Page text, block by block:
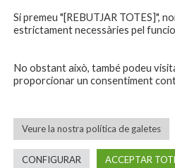
Si premeu "[REBUTJAR TOTES]",
estrictament necessàries pel
No obstant això, també podeu
proporcionar un consentiment
Veure la nostra política de galetes
CONFIGURAR ACCEPTAR